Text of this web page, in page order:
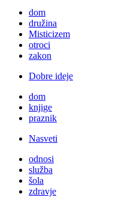
dom
družina
Misticizem
otroci
zakon
Dobre ideje
dom
knjige
praznik
Nasveti
odnosi
služba
šola
zdravje